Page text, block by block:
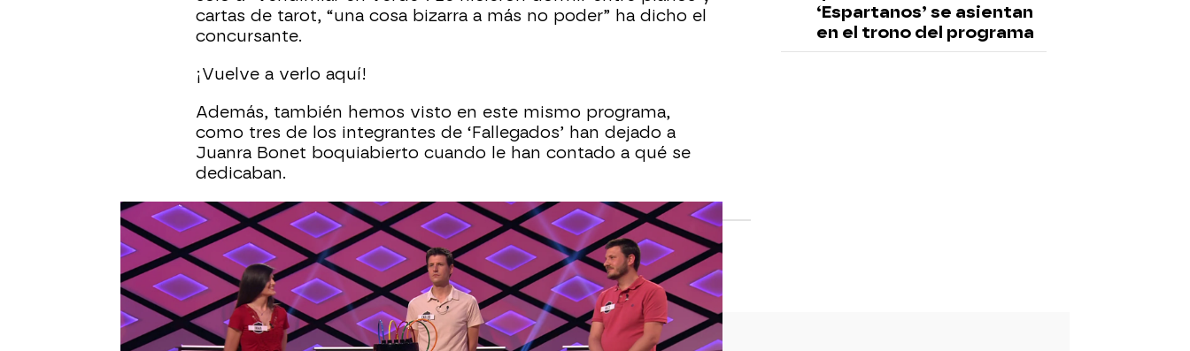
cartas de tarot, “una cosa bizarra a más no poder” ha dicho el
concursante.
¡Vuelve a verlo aquí!
Además, también hemos visto en este mismo programa,
como tres de los integrantes de ‘Fallegados’ han dejado a
Juanra Bonet boquiabierto cuando le han contado a qué se
dedicaban.
Más sobre este tema:
concursantes boom
‘Espartanos’ se asientan
en el trono del programa